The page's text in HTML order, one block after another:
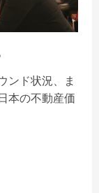
ンド状況、ま
本の不動産価